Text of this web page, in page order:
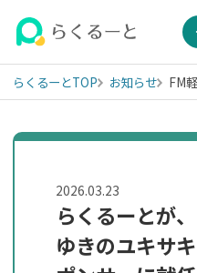
らくるーとTOP お知らせ FM軽井
2026.03.23
らくるーとが
ゆきのユキサ